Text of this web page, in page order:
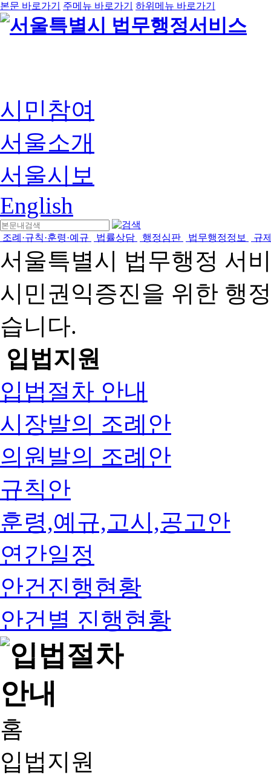
본문 바로가기 주메뉴 바로가기 하위메뉴 바로가기
시민참여
서울소개
서울시보
English
조례·규칙·훈령·예규 법률상담 행정심판 법무행정정보 규
서울특별시 법무행정 서
시민권익증진을 위한 행
습니다.
입법지원
입법절차 안내
시장발의 조례안
의원발의 조례안
규칙안
훈령,예규,고시,공고안
연간일정
안건진행현황
안건별 진행현황
홈
입법지원